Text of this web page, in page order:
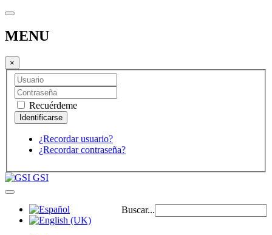
MENU
×
Recuérdeme
¿Recordar usuario?
¿Recordar contraseña?
GSI
Buscar...